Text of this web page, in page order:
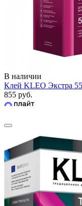
В наличии
Клей KLEO Экстра
855 руб.